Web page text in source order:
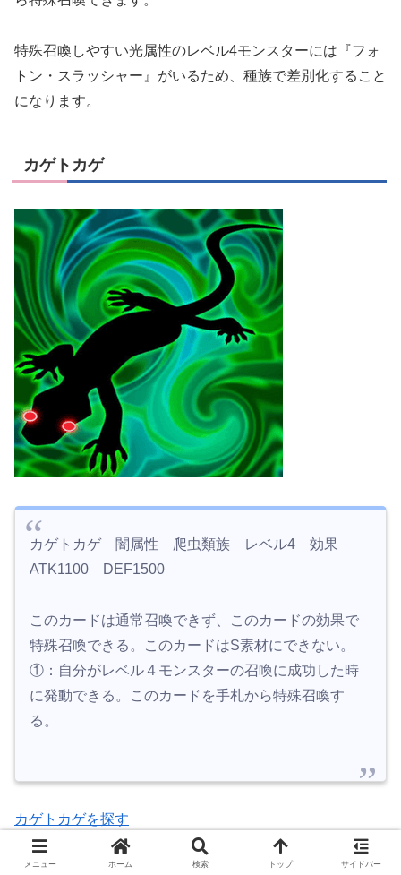
特殊召喚しやすい光属性のレベル4モンスターには『フォ
トン・スラッシャー』がいるため、種族で差別化すること
になります。
カゲトカゲ
カゲトカゲ 闇属性 爬虫類族 レベル4 効果
ATK1100 DEF1500
このカードは通常召喚できず、このカードの効果で
特殊召喚できる。このカードはS素材にできない。
①：自分がレベル４モンスターの召喚に成功した時
に発動できる。このカードを手札から特殊召喚す
る。
カゲトカゲを探す
自分がレベル4モンスターの召喚に成功した時に発動で
メニュー ホーム 検索 トップ サイドバー